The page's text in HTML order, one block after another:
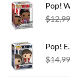
Pop!
$
Pop!
$